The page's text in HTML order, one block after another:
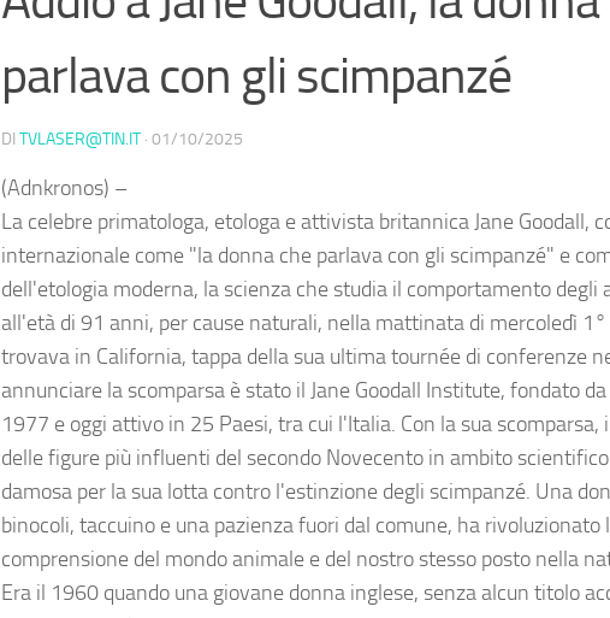
parlava con gli scimpanzé
DI TVLASER@TIN.IT · 01/10/2025
(Adnkronos) –
La celebre primatologa, etologa e attivista britannica Jane Goodall,
internazionale come "la donna che parlava con gli scimpanzé" e
dell'etologia moderna, la scienza che studia il comportamento degli
all'età di 91 anni, per cause naturali, nella mattinata di mercoledì
trovava in California, tappa della sua ultima tournée di conferenze
annunciare la scomparsa è stato il Jane Goodall Institute, fondato
1977 e oggi attivo in 25 Paesi, tra cui l'Italia. Con la sua scomparsa,
delle figure più influenti del secondo Novecento in ambito
damosa per la sua lotta contro l'estinzione degli scimpanzé. Una
binocoli, taccuino e una pazienza fuori dal comune, ha rivoluzionato
comprensione del mondo animale e del nostro stesso posto nella
Era il 1960 quando una giovane donna inglese, senza alcun titolo